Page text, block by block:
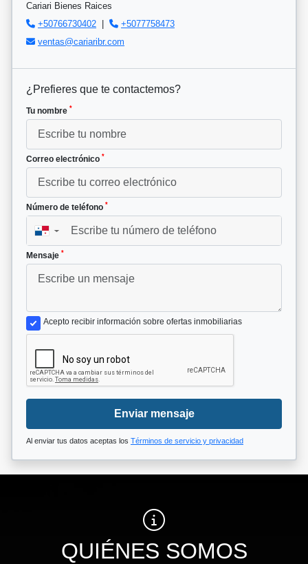
Cariari Bienes Raices
+50766730402 |
+5077758473
ventas@cariaribr.com
¿Prefieres que te contactemos?
Tu nombre *
Correo electrónico *
Número de teléfono *
▼
Mensaje *
Acepto recibir información sobre ofertas inmobiliarias
Enviar mensaje
Al enviar tus datos aceptas los Términos de servicio y privacidad
QUIÉNES SOMOS